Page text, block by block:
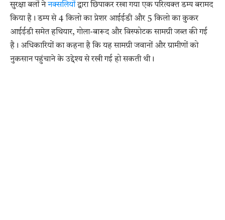
सुरक्षा बलों नेनक्सलियोंद्वारा छिपाकर रखा गया एक परित्यक्त डम्प बरामद
किया है। डम्प से 4 किलो का प्रेशर आईईडी और 5 किलो का कुकर
आईईडी समेत हथियार, गोला-बारूद और विस्फोटक सामग्री जब्त की गई
है। अधिकारियों का कहना है कि यह सामग्री जवानों और ग्रामीणों को
नुकसान पहुंचाने के उद्देश्य से रखी गई हो सकती थी।